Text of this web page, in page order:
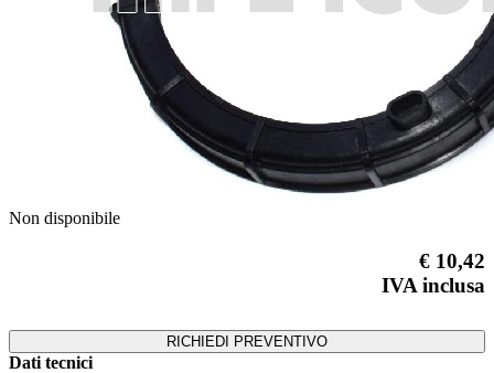
Previous
Next
Non disponibile
€ 10,42
IVA inclusa
RICHIEDI PREVENTIVO
Dati tecnici